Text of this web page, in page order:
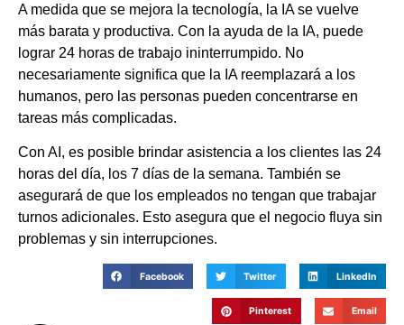
A medida que se mejora la tecnología, la IA se vuelve
más barata y productiva. Con la ayuda de la IA, puede
lograr 24 horas de trabajo ininterrumpido. No
necesariamente significa que la IA reemplazará a los
humanos, pero las personas pueden concentrarse en
tareas más complicadas.
Con AI, es posible brindar asistencia a los clientes las 24
horas del día, los 7 días de la semana. También se
asegurará de que los empleados no tengan que trabajar
turnos adicionales. Esto asegura que el negocio fluya sin
problemas y sin interrupciones.
Facebook Twitter LinkedIn
Pinterest Email